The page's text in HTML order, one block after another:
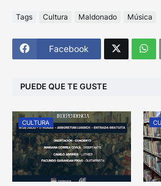
Tags Cultura Maldonado Música
Facebook
PUEDE QUE TE GUSTE
CULTURA